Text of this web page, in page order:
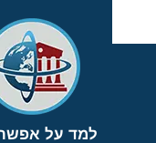
content